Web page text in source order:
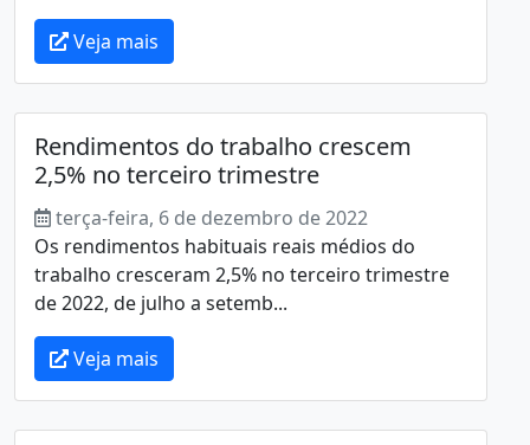
Veja mais
Rendimentos do trabalho crescem
2,5% no terceiro trimestre
terça-feira, 6 de dezembro de 2022
Os rendimentos habituais reais médios do
trabalho cresceram 2,5% no terceiro trimestre
de 2022, de julho a setemb...
Veja mais